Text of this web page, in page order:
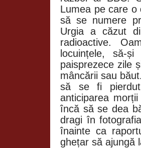
Lumea pe care o
să se numere
Urgia a căzut
radioactive.
locuințele, să-
paisprezece zile
mâncării sau
să se fi
anticiparea
încă să se dea
dragi în
înainte ca
ghețar să ajungă